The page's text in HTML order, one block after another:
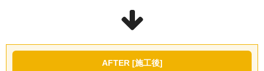
AFTER [施工後]